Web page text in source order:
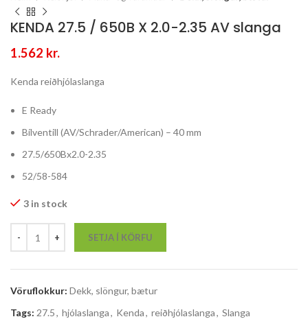
KENDA 27.5 / 650B X 2.0-2.35 AV slanga
1.562 kr.
Kenda reiðhjólaslanga
E Ready
Bílventill (AV/Schrader/American) – 40 mm
27.5/650Bx2.0-2.35
52/58-584
3 in stock
SETJA Í KÖRFU
Vöruflokkur: Dekk, slöngur, bætur
Tags: 27.5, hjólaslanga, Kenda, reiðhjólaslanga, Slanga